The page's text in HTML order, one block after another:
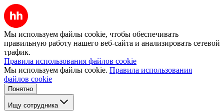
Мы используем файлы cookie, чтобы обеспечивать
правильную работу нашего веб-сайта и анализировать сетевой
трафик.
Правила использования файлов cookie
Мы используем файлы cookie. Правила использования
файлов cookie
Понятно
Ищу сотрудника